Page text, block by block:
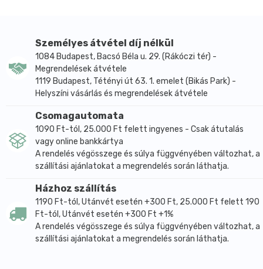
CornitoTM Tóthék tésztája száraztészta kiváló
minősége a receptúrának, és a kiváló olasz gépeknek
köszönhető. A tészta íze közelít a durumtészta
ízéhez, tehát élvezetes, színe a kukorica
alapanyagnak köszönhetően szép sárga, és az állagát
főzés után is kiválóan megtartja. Fogyaszthatják:
Lisztérzékenyek, tojásérzékenyek,
tejcukorérzékenyek, szójaérzékenyek, vesebetegek,
tojást nem tartalmaz, így koleszterinmentes.
Összetétel: Kukoricaliszt, Kukoricakeményítő,
Burgonyapehely, dextróz (szőlőcukor).
Energia tartalom / 100g: 1452kJ/346 Kcal;
Szénhidrát: 77g/ amelybőlcukrok 3,36g; Fehérje: 4g;
Zsír: 1,6g amelyből telített zsírsavak: 0,24g.
Személyes átvétel díj nélkül
1084 Budapest, Bacsó Béla u. 29. (Rákóczi tér) -
Megrendelések átvétele
1119 Budapest, Tétényi út 63. 1. emelet (Bikás Park) -
Helyszíni vásárlás és megrendelések átvétele
Csomagautomata
1090 Ft-tól, 25.000 Ft felett ingyenes - Csak átutalás
vagy online bankkártya
A rendelés végösszege és súlya függvényében változhat, a
szállítási ajánlatokat a megrendelés során láthatja.
Házhoz szállítás
1190 Ft-tól, Utánvét esetén +300 Ft, 25.000 Ft felett 190
Ft-tól, Utánvét esetén +300 Ft +1%
A rendelés végösszege és súlya függvényében változhat, a
szállítási ajánlatokat a megrendelés során láthatja.